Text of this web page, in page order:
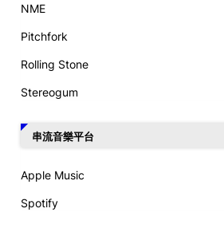
NME
Pitchfork
Rolling Stone
Stereogum
串流音樂平台
Apple Music
Spotify